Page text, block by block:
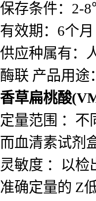
保存条件：2-
有效期：6个月
供应种属有：
酶联 产品用途
香草扁桃酸
定量范围 ：不
而血清素试剂
灵敏度 ：以检
准确定量的 Z